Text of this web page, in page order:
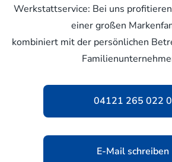
Werkstattservice: Bei uns
einer großen
kombiniert mit der persönlichen
04121 265 022 0
E-Mail schreiben